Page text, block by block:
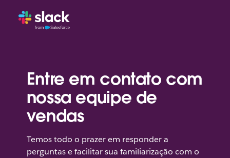
Entre em contato com
nossa equipe de
vendas
Temos todo o prazer em responder a
perguntas e facilitar sua familiarização com o